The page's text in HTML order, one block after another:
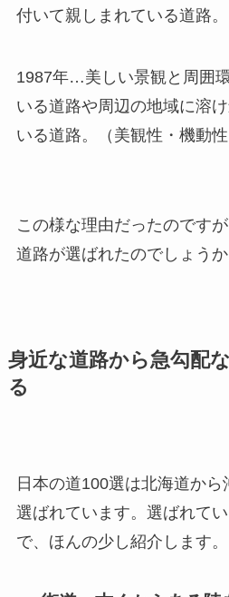
付いて親しまれている道路。
1987年…美しい景観と周囲
いる道路や周辺の地域に溶
いる道路。（美観性・機動性
この様な理由だったのです
道路が選ばれたのでしょうか
身近な道路から急勾配
る
日本の道100選は北海道か
選ばれています。選ばれて
で、ほんの少し紹介します。